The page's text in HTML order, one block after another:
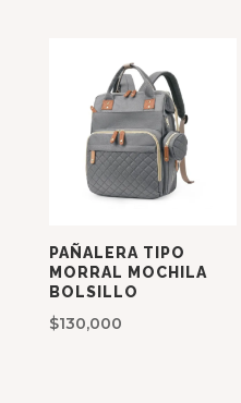
PAÑALERA TIPO
MORRAL MOCHILA
BOLSILLO
$130,000